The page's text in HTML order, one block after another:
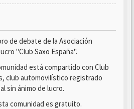
de debate de la Asociación
"Club Saxo España".
está compartido con Club
club automovilístico registrado
sin ánimo de lucro.
comunidad es gratuito.